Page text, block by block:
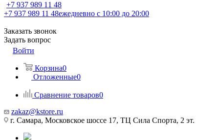
+7 937 989 11 48
+7 937 989 11 48ежедневно с 10:00 до 20:00
Заказать звонок
Задать вопрос
Войти
Корзина0
Отложенные0
Сравнение товаров0
zakaz@kstore.ru
г. Самара, Московское шоссе 17, ТЦ Сила Спорта, 2 эт.